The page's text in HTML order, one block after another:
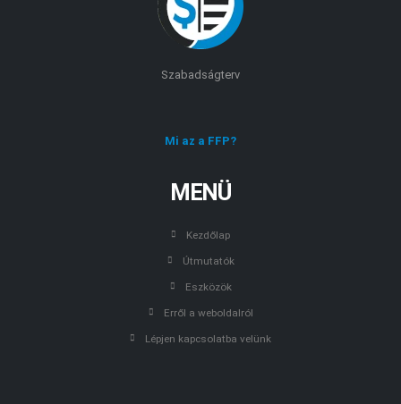
Szabadságterv
Mi az a FFP?
MENÜ
Kezdőlap
Útmutatók
Eszközök
Erről a weboldalról
Lépjen kapcsolatba velünk